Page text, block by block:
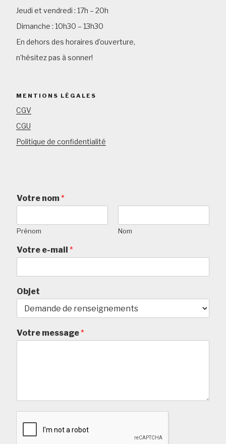
Jeudi et vendredi : 17h – 20h
Dimanche : 10h30 – 13h30
En dehors des horaires d’ouverture,
n’hésitez pas à sonner!
MENTIONS LÉGALES
CGV
CGU
Politique de confidentialité
Votre nom*
Prénom Nom
Votre e-mail *
Objet
Votre message*